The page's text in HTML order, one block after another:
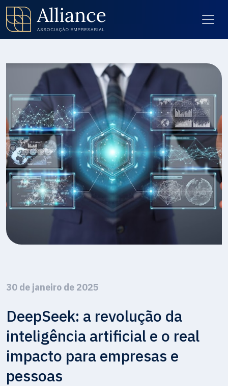
30 de janeiro de 2025
DeepSeek: a revolução da
inteligência artificial e o real
impacto para empresas e
pessoas